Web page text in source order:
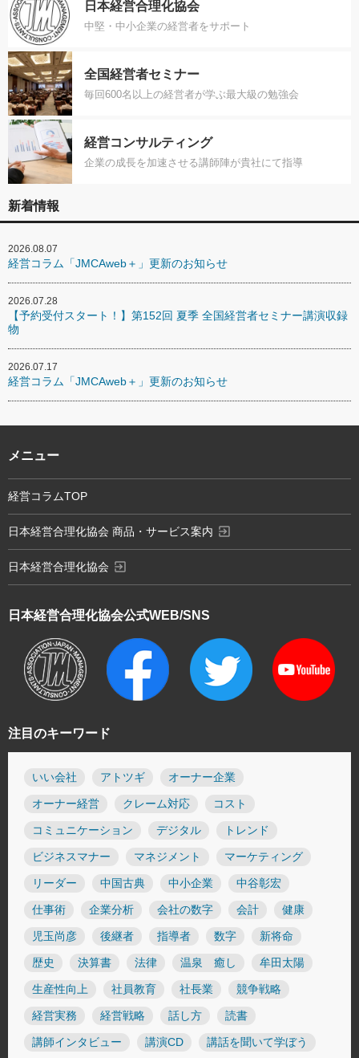
日本経営合理化協会
中堅・中小企業の経営者をサポート
全国経営者セミナー
毎回600名以上の経営者が学ぶ最大級の勉強会
経営コンサルティング
企業の成長を加速させる講師陣が貴社にて指導
新着情報
2026.08.07
経営コラム「JMCAweb＋」更新のお知らせ
2026.07.28
【予約受付スタート！】第152回 夏季 全国経営者セミナー講演収録
物
2026.07.17
経営コラム「JMCAweb＋」更新のお知らせ
注目のキーワード
いい会社 アトツギ オーナー企業
オーナー経営 クレーム対応 コスト
コミュニケーション デジタル トレンド
ビジネスマナー マネジメント マーケティング
リーダー 中国古典 中小企業 中谷彰宏
仕事術 企業分析 会社の数字 会計 健康
児玉尚彦 後継者 指導者 数字 新将命
歴史 決算書 法律 温泉 癒し 牟田太陽
生産性向上 社員教育 社長業 競争戦略
経営実務 経営戦略 話し方 読書
講師インタビュー 講演CD 講話を聞いて学ぼう
日本経営合理化協会公式WEB/SNS
メニュー
経営コラムTOP
日本経営合理化協会 商品・サービス案内 exit_to_app
日本経営合理化協会 exit_to_app